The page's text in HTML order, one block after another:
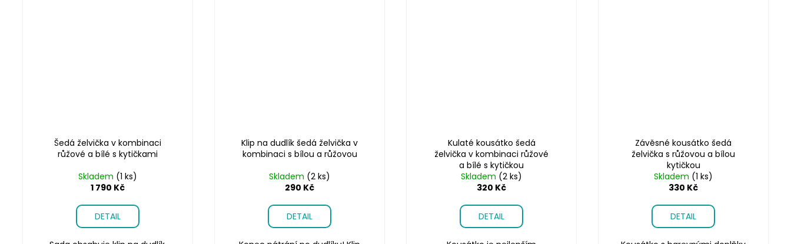
Šedá želvička v kombinaci
růžové a bílé s kytičkami
Skladem (1 ks)
1 790 Kč
DETAIL
Klip na dudlík šedá želvička v
kombinaci s bílou a růžovou
Skladem (2 ks)
290 Kč
DETAIL
Kulaté kousátko šedá
želvička v kombinaci růžové
a bílé s kytičkou
Skladem (2 ks)
320 Kč
DETAIL
Závěsné kousátko šedá
želvička s růžovou a bílou
kytičkou
Skladem (1 ks)
330 Kč
DETAIL